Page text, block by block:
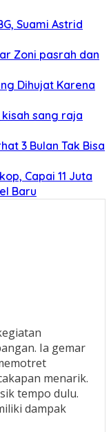
Suami Astrid
Zoni pasrah dan
Dihujat Karena
kisah sang raja
3 Bulan Tak Bisa
Capai 11 Juta
Baru
Ia gemar
menarik.
tempo dulu.
dampak